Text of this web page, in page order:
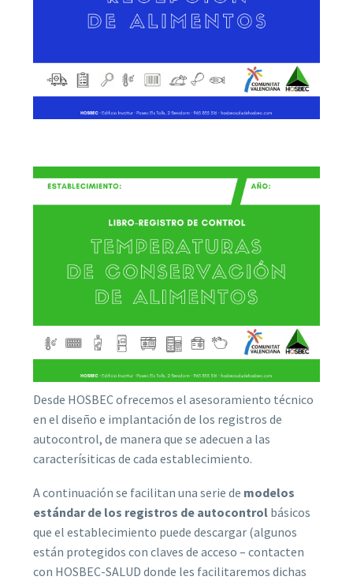
Desde HOSBEC ofrecemos el asesoramiento técnico
en el diseño e implantación de los registros de
autocontrol, de manera que se adecuen a las
caracterísiticas de cada establecimiento.
A continuación se facilitan una serie de modelos
estándar de los registros de autocontrol básicos
que el establecimiento puede descargar (algunos
están protegidos con claves de acceso – contacten
con HOSBEC-SALUD donde les facilitaremos dichas